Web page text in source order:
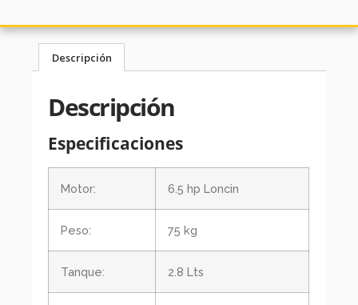
Descripción
Descripción
Especificaciones
Motor: 6.5 hp Loncin
Peso: 75 kg
Tanque: 2.8 Lts